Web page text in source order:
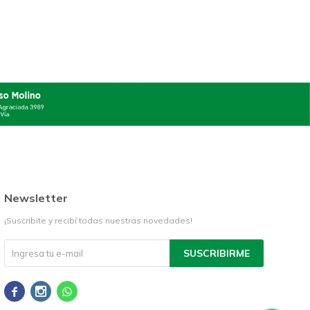
Newsletter
¡Suscribite y recibí todas nuestras novedades!
SUSCRIBIRME
  